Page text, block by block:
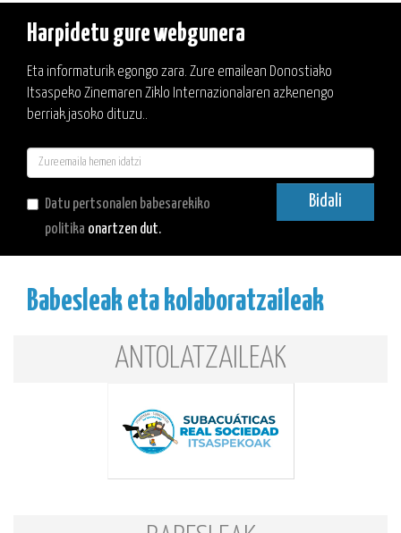
Harpidetu gure webgunera
Eta informaturik egongo zara. Zure emailean Donostiako
Itsaspeko Zinemaren Ziklo Internazionalaren azkenengo
berriak jasoko dituzu..
Datu pertsonalen babesarekiko
politika onartzen dut.
Bidali
Babesleak eta kolaboratzaileak
ANTOLATZAILEAK